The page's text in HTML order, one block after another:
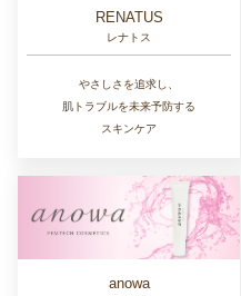
RENATUS
レナトス
やさしさを追求し、
肌トラブルを未来予防する
スキンケア
anowa